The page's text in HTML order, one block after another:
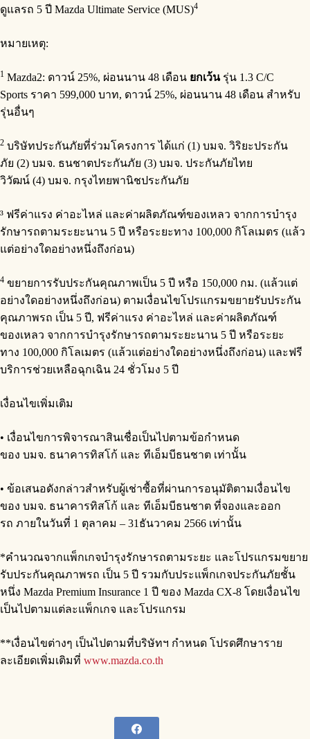
ดูแลรถ 5 ปี Mazda Ultimate Service (MUS)4
หมายเหตุ:
1 Mazda2: ดาวน์ 25%, ผ่อนนาน 48 เดือน ยกเว้น รุ่น 1.3 C/C
Sports ราคา 599,000 บาท, ดาวน์ 25%, ผ่อนนาน 48 เดือน สำหรับ
รุ่นอื่นๆ
2 บริษัทประกันภัยที่ร่วมโครงการ ได้แก่ (1) บมจ. วิริยะประกัน
ภัย (2) บมจ. ธนชาตประกันภัย (3) บมจ. ประกันภัยไทย
วิวัฒน์ (4) บมจ. กรุงไทยพานิชประกันภัย
³ ฟรีค่าแรง ค่าอะไหล่ และค่าผลิตภัณฑ์ของเหลว จากการบำรุง
รักษารถตามระยะนาน 5 ปี หรือระยะทาง 100,000 กิโลเมตร (แล้ว
แต่อย่างใดอย่างหนึ่งถึงก่อน)
4 ขยายการรับประกันคุณภาพเป็น 5 ปี หรือ 150,000 กม. (แล้วแต่
อย่างใดอย่างหนึ่งถึงก่อน) ตามเงื่อนไขโปรแกรมขยายรับประกัน
คุณภาพรถ เป็น 5 ปี, ฟรีค่าแรง ค่าอะไหล่ และค่าผลิตภัณฑ์
ของเหลว จากการบำรุงรักษารถตามระยะนาน 5 ปี หรือระยะ
ทาง 100,000 กิโลเมตร (แล้วแต่อย่างใดอย่างหนึ่งถึงก่อน) และฟรี
บริการช่วยเหลือฉุกเฉิน 24 ชั่วโมง 5 ปี
เงื่อนไขเพิ่มเติม
• เงื่อนไขการพิจารณาสินเชื่อเป็นไปตามข้อกำหนด
ของ บมจ. ธนาคารทิสโก้ และ ทีเอ็มบีธนชาต เท่านั้น
• ข้อเสนอดังกล่าวสำหรับผู้เช่าซื้อที่ผ่านการอนุมัติตามเงื่อนไข
ของ บมจ. ธนาคารทิสโก้ และ ทีเอ็มบีธนชาต ที่จองและออก
รถ ภายในวันที่ 1 ตุลาคม – 31ธันวาคม 2566 เท่านั้น
*คำนวณจากแพ็กเกจบำรุงรักษารถตามระยะ และโปรแกรมขยาย
รับประกันคุณภาพรถ เป็น 5 ปี รวมกับประแพ็กเกจประกันภัยชั้น
หนึ่ง Mazda Premium Insurance 1 ปี ของ Mazda CX-8 โดยเงื่อนไข
เป็นไปตามแต่ละแพ็กเกจ และโปรแกรม
**เงื่อนไขต่างๆ เป็นไปตามที่บริษัทฯ กำหนด โปรดศึกษาราย
ละเอียดเพิ่มเติมที่ www.mazda.co.th